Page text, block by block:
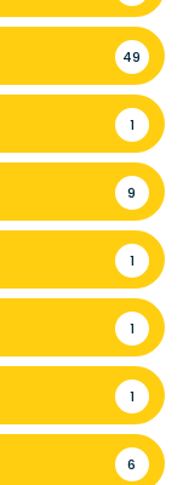
49
1
9
1
1
1
6